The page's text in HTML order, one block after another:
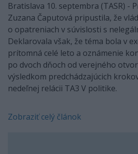
Bratislava 10. septembra (TASR) -
Zuzana Čaputová pripustila, že
o opatreniach v súvislosti s
Deklarovala však, že téma bola v
prítomná celé leto a oznámenie
po dvoch dňoch od verejného
výsledkom predchádzajúcich
nedeľnej relácii TA3 V politike.
Zobraziť celý článok